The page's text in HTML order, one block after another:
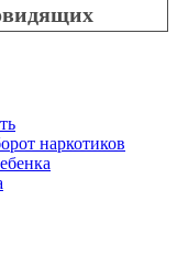
наркотиков